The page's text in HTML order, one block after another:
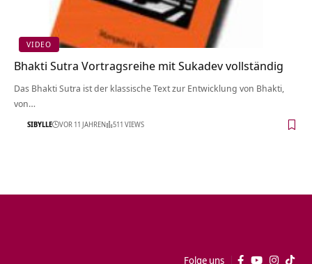
VIDEO
Bhakti Sutra Vortragsreihe mit Sukadev vollständig
Das Bhakti Sutra ist der klassische Text zur Entwicklung von Bhakti,
von…
SIBYLLE VOR 11 JAHREN 511 VIEWS
Folge uns